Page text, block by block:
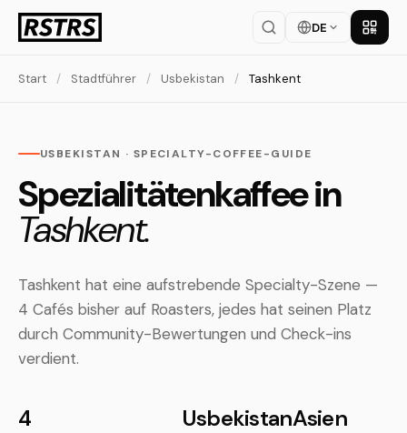
DE App
Start / Stadtführer / Usbekistan / Tashkent
USBEKISTAN · SPECIALTY-COFFEE-GUIDE
Spezialitätenkaffee in
Tashkent.
Tashkent hat eine aufstrebende Specialty-Szene —
4 Cafés bisher auf Roasters, jedes hat seinen Platz
durch Community-Bewertungen und Check-ins
verdient.
4 UsbekistanAsien